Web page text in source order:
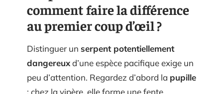
comment faire la différence
au premier coup d’œil ?
Distinguer un serpent potentiellement
dangereuxd’une espèce pacifique exige un
peu d’attention. Regardez d’abord la pupille
: chez la vipère, elle forme une fente